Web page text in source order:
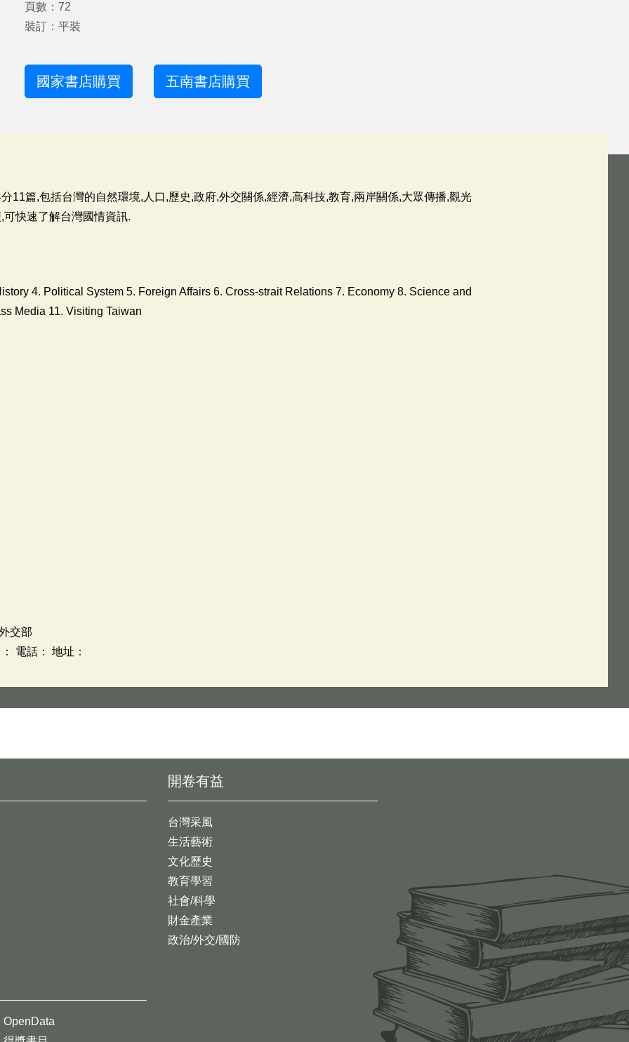
頁數：72
裝訂：平裝
國家書店購買 五南書店購買
11篇,包括台灣的自然環境,人口,歷史,政府,外交關係,經濟,高科技,教育,兩岸關係,大眾傳播,觀光
快速了解台灣國情資訊.
4. Political System 5. Foreign Affairs 6. Cross-strait Relations 7. Economy 8. Science and
Media 11. Visiting Taiwan
交部
電話： 地址：
開卷有益
台灣采風
生活藝術
文化歷史
教育學習
社會/科學
財金產業
政治/外交/國防
OpenData